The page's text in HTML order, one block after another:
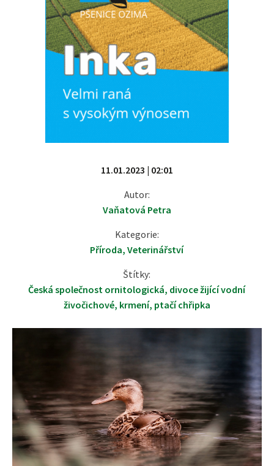
11.01.2023 | 02:01
Autor:
Vaňatová Petra
Kategorie:
Příroda,Veterinářství
Štítky:
Česká společnost ornitologická, divoce žijící vodní
živočichové, krmení, ptačí chřipka